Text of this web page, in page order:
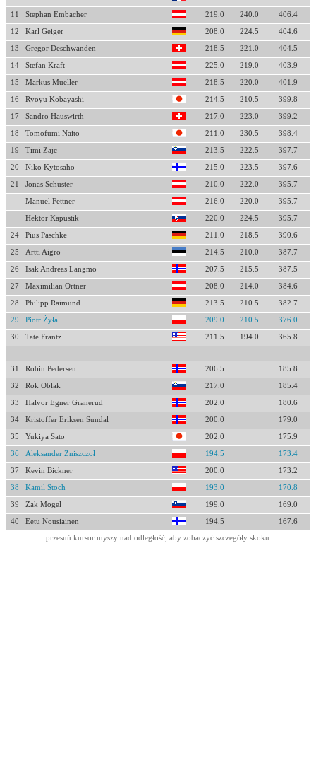
11 Stephan Embacher 219.0 240.0 406.4
12 Karl Geiger 208.0 224.5 404.6
13 Gregor Deschwanden 218.5 221.0 404.5
14 Stefan Kraft 225.0 219.0 403.9
15 Markus Mueller 218.5 220.0 401.9
16 Ryoyu Kobayashi 214.5 210.5 399.8
17 Sandro Hauswirth 217.0 223.0 399.2
18 Tomofumi Naito 211.0 230.5 398.4
19 Timi Zajc 213.5 222.5 397.7
20 Niko Kytosaho 215.0 223.5 397.6
21 Jonas Schuster 210.0 222.0 395.7
Manuel Fettner 216.0 220.0 395.7
Hektor Kapustik 220.0 224.5 395.7
24 Pius Paschke 211.0 218.5 390.6
25 Artti Aigro 214.5 210.0 387.7
26 Isak Andreas Langmo 207.5 215.5 387.5
27 Maximilian Ortner 208.0 214.0 384.6
28 Philipp Raimund 213.5 210.5 382.7
29 Piotr Żyła 209.0 210.5 376.0
30 Tate Frantz 211.5 194.0 365.8
31 Robin Pedersen 206.5 185.8
32 Rok Oblak 217.0 185.4
33 Halvor Egner Granerud 202.0 180.6
34 Kristoffer Eriksen Sundal 200.0 179.0
35 Yukiya Sato 202.0 175.9
36 Aleksander Zniszczoł 194.5 173.4
37 Kevin Bickner 200.0 173.2
38 Kamil Stoch 193.0 170.8
39 Zak Mogel 199.0 169.0
40 Eetu Nousiainen 194.5 167.6
przesuń kursor myszy nad odległość, aby zobaczyć szczegóły skoku